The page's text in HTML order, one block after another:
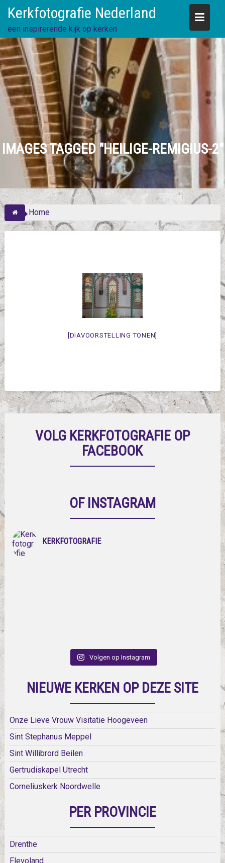
content
Kerkfotografie Nederland
een inspirerende kijk op kerken
IMAGES TAGGED "HEILIGE-REMIGIUS-2"
Home
[DIAVOORSTELLING TONEN]
VOLG KERKFOTOGRAFIE OP
FACEBOOK
OF INSTAGRAM
KERKFOTOGRAFIE
Volgen op Instagram
NIEUWE KERKEN OP DEZE SITE
Onze Lieve Vrouw Visitatie Hoogeveen
Sint Stephanus Meppel
Sint Willibrord Beilen
Gertrudiskapel Utrecht
Corneliuskerk Noordwelle
PER PROVINCIE
Drenthe
Flevoland